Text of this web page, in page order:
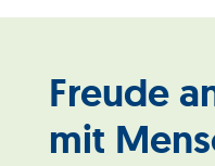
Freude
mit